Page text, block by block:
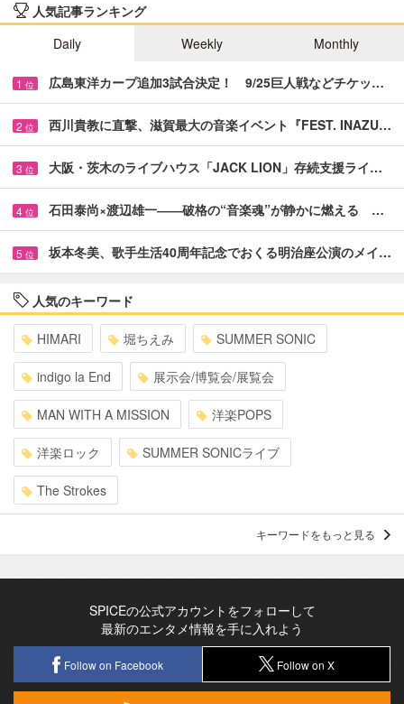
人気記事ランキング
Daily
Weekly Monthly
1 位 広島東洋カープ追加3試合決定！ 9/25巨人戦などチケッ…
2 位 西川貴教に直撃、滋賀最大の音楽イベント『FEST. INAZU…
3 位 大阪・茨木のライブハウス「JACK LION」存続支援ライ…
4 位 石田泰尚×渡辺雄一――破格の“音楽魂”が静かに燃える …
5 位 坂本冬美、歌手生活40周年記念でおくる明治座公演のメイ…
人気のキーワード
HIMARI 堀ちえみ SUMMER SONIC
indigo la End 展示会/博覧会/展覧会
MAN WITH A MISSION 洋楽POPS
洋楽ロック SUMMER SONICライブ
The Strokes
キーワードをもっと見る
SPICEの公式アカウントをフォローして
最新のエンタメ情報を手に入れよう
Follow on Facebook Follow on X